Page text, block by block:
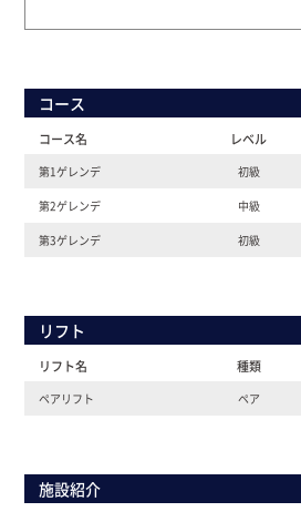
コース
コース名 レベル
第1ゲレンデ 初級
第2ゲレンデ 中級
第3ゲレンデ 初級
リフト
リフト名 種類
ペアリフト ペア
施設紹介